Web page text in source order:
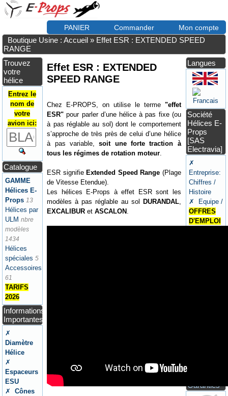
PANIER Commander Mon compte
Boutique Usine : Accueil » Effet ESR : EXTENDED SPEED
RANGE
Trouvez
votre
hélice
Entrez le
nom de
votre
avion ici:
Catalogue
GAMME
Hélices E-
Props 13
Hélices par
ULM nbre
modèles
1434
Hélices
spéciales 5
Accessoires
61
TARIFS
2026
Informations
Importantes
✗
Diamètre
Hélice
✗
Espaceurs
ESU
✗
Cônes
Effet ESR : EXTENDED
SPEED RANGE
Chez E-PROPS, on utilise le terme "effet
ESR" pour parler d’une hélice à pas fixe (ou
à pas réglable au sol) dont le comportement
s’approche de très près de celui d’une hélice
à pas variable,soit une forte traction à
tous les régimes de rotation moteur
ESR signifieExtended Speed Range (Plage
de Vitesse Etendue).
Les hélices E-Props à effet ESR sont les
modèles à pas réglable au sol DURANDAL,
EXCALIBUR etASCALON
Langues
Société
Hélices E-
Props
[SAS
Electravia]
✗
Entreprise:
Chiffres /
Histoire
✗ Equipe /
OFFRES
D'EMPLOI
Expéditions
Garanties